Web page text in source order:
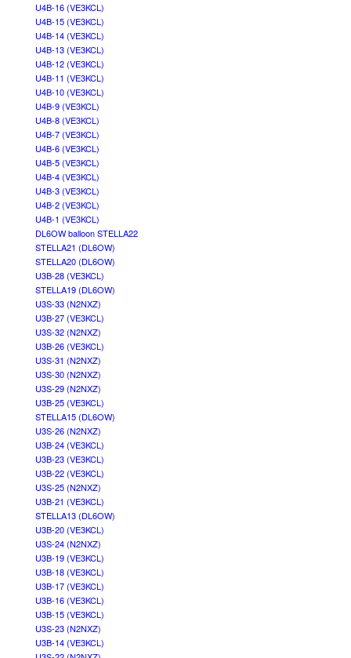
U4B-16 (VE3KCL)
U4B-15 (VE3KCL)
U4B-14 (VE3KCL)
U4B-13 (VE3KCL)
U4B-12 (VE3KCL)
U4B-11 (VE3KCL)
U4B-10 (VE3KCL)
U4B-9 (VE3KCL)
U4B-8 (VE3KCL)
U4B-7 (VE3KCL)
U4B-6 (VE3KCL)
U4B-5 (VE3KCL)
U4B-4 (VE3KCL)
U4B-3 (VE3KCL)
U4B-2 (VE3KCL)
U4B-1 (VE3KCL)
DL6OW balloon STELLA22
STELLA21 (DL6OW)
STELLA20 (DL6OW)
U3B-28 (VE3KCL)
STELLA19 (DL6OW)
U3S-33 (N2NXZ)
U3B-27 (VE3KCL)
U3S-32 (N2NXZ)
U3B-26 (VE3KCL)
U3S-31 (N2NXZ)
U3S-30 (N2NXZ)
U3S-29 (N2NXZ)
U3B-25 (VE3KCL)
STELLA15 (DL6OW)
U3S-26 (N2NXZ)
U3B-24 (VE3KCL)
U3B-23 (VE3KCL)
U3B-22 (VE3KCL)
U3S-25 (N2NXZ)
U3B-21 (VE3KCL)
STELLA13 (DL6OW)
U3B-20 (VE3KCL)
U3S-24 (N2NXZ)
U3B-19 (VE3KCL)
U3B-18 (VE3KCL)
U3B-17 (VE3KCL)
U3B-16 (VE3KCL)
U3B-15 (VE3KCL)
U3S-23 (N2NXZ)
U3B-14 (VE3KCL)